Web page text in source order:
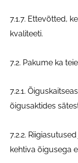
7.1.7. Ettevõtted,
kvaliteeti.
7.2. Pakume ka
7.2.1.
õigusaktides
7.2.2.
kehtiva õigusega